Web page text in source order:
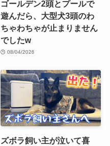
ゴールデン2頭とプールで
遊んだら、大型犬3頭のわ
ちゃわちゃが止まりません
でしたw
08/04/2026
ズボラ飼い主が泣いて喜